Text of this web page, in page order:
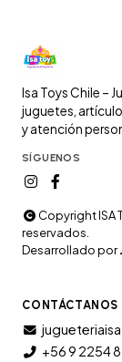
Isa Toys Chile –
juguetes,
y atención
SÍGUENOS
Copyright ISA
reservados.
Desarrollado por
CONTÁCTANOS
+56 9 2254